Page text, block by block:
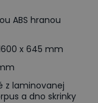
ABS hranou
x 645 mm
z laminovanej
a dno skrinky